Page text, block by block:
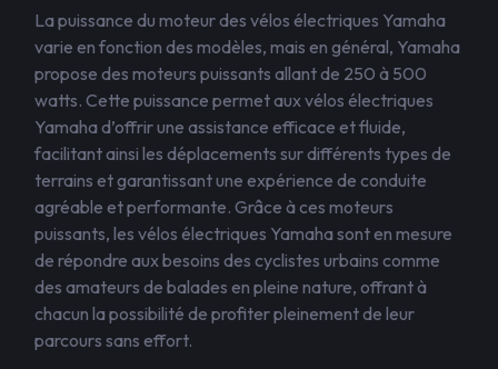
La puissance du moteur des vélos électriques Yamaha
varie en fonction des modèles, mais en général, Yamaha
propose des moteurs puissants allant de 250 à 500
watts. Cette puissance permet aux vélos électriques
Yamaha d’offrir une assistance efficace et fluide,
facilitant ainsi les déplacements sur différents types de
terrains et garantissant une expérience de conduite
agréable et performante. Grâce à ces moteurs
puissants, les vélos électriques Yamaha sont en mesure
de répondre aux besoins des cyclistes urbains comme
des amateurs de balades en pleine nature, offrant à
chacun la possibilité de profiter pleinement de leur
parcours sans effort.